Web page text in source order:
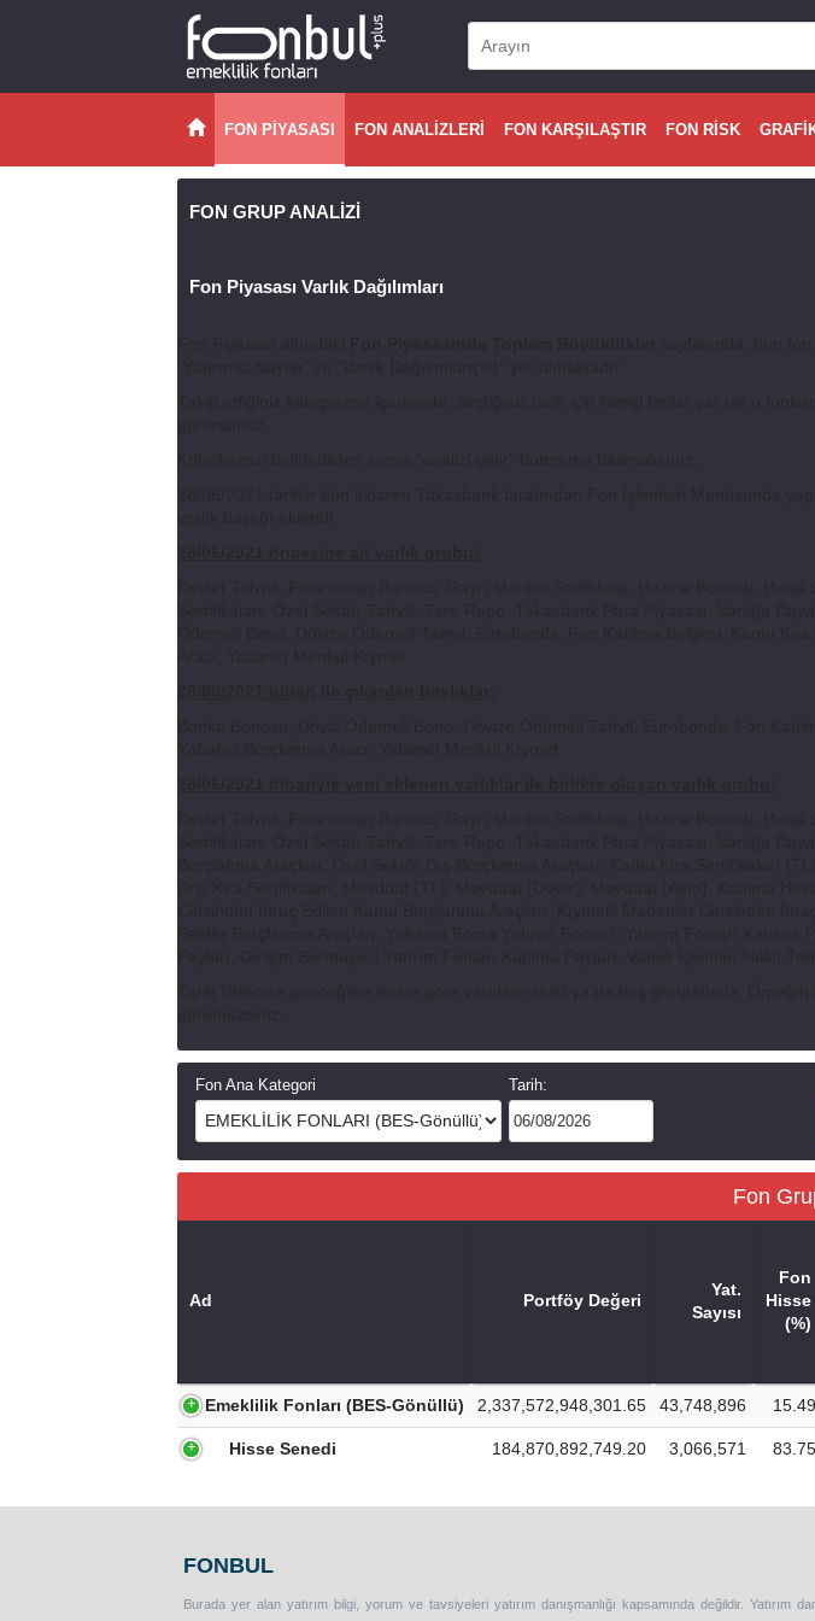
FON PİYASASI FON ANALİZLERİ FON KARŞILAŞTIR FON RİSK
FON GRUP ANALİZİ
Fon Piyasası Varlık Dağılımları
Fon Ana Kategori Tarih:
Fon
Ad Portföy Değeri
Yat.
Sayısı
Fon
Hisse
(%)
Emeklilik Fonları (BES-Gönüllü) 2,337,572,948,301.65 43,748,896 15.49
Hisse Senedi 184,870,892,749.20 3,066,571 83.75
FONBUL
Burada yer alan yatırım bilgi, yorum ve tavsiyeleri yatırım danışmanlığı kapsamında değildir. Yatırım